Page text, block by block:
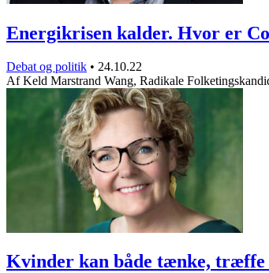
Energikrisen kalder. Hvor er
Debat og politik • 24.10.22
Af Keld Marstrand Wang, Radikale
Kvinder kan både tænke,